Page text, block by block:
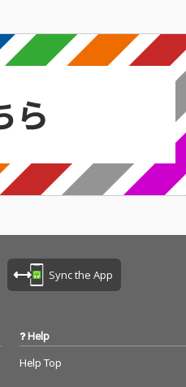
Sync the App
Help
Help Top